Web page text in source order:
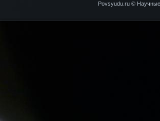
Povsyudu.ru © Научные